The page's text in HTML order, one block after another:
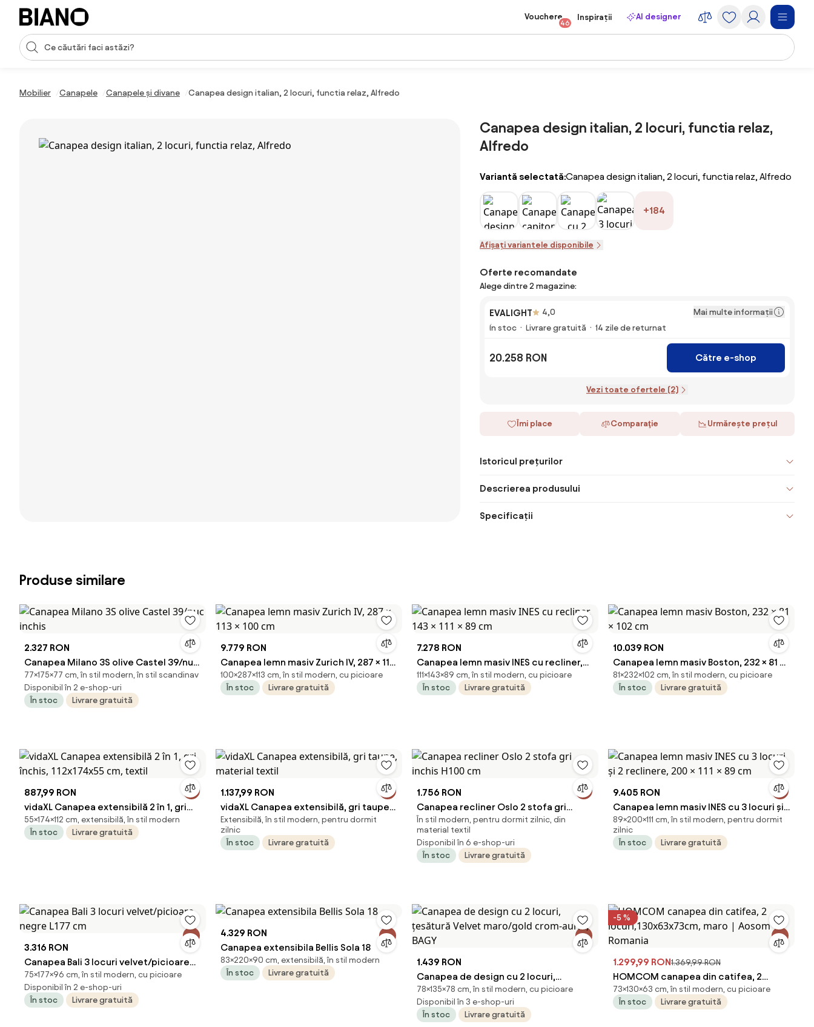
Sari peste navigare, accesează conținutul
Introducerea căutării
Vouchere
46
Inspirații AI designer
Mobilier Canapele Canapele și divane Canapea design italian, 2 locuri, functia relaz, Alfredo
Canapea design italian, 2 locuri, functia relaz,
Alfredo
Variantă selectată:Canapea design italian, 2 locuri, functia relaz, Alfredo
+184
Afișați variantele disponibile
Oferte recomandate
Alege dintre 2 magazine:
EVALIGHT 4,0
Mai multe informații
În stoc
Livrare gratuită 14 zile de returnat
20.258 RON Către e-shop
Vezi toate ofertele (2)
Îmi place Comparaţie Urmărește prețul
Istoricul prețurilor
Descrierea produsului
Specificații
Produse similare
2.327 RON
Canapea Milano 3S olive Castel 39/nuc
inchis
77×175×77 cm, în stil modern, în stil scandinav
Disponibil în 2 e-shop-uri
În stoc
Livrare gratuită
9.779 RON
Canapea lemn masiv Zurich IV, 287 × 113
× 100 cm
100×287×113 cm, în stil modern, cu picioare
În stoc
Livrare gratuită
7.278 RON
Canapea lemn masiv INES cu recliner,
143 × 111 × 89 cm
111×143×89 cm, în stil modern, cu picioare
În stoc
Livrare gratuită
10.039 RON
Canapea lemn masiv Boston, 232 × 81 ×
102 cm
81×232×102 cm, în stil modern, cu picioare
În stoc
Livrare gratuită
887,99 RON
vidaXL Canapea extensibilă 2 în 1, gri
închis, 112x174x55 cm, textil
55×174×112 cm, extensibilă, în stil modern
În stoc
Livrare gratuită
1.137,99 RON
vidaXL Canapea extensibilă, gri taupe,
material textil
Extensibilă, în stil modern, pentru dormit
zilnic
În stoc
Livrare gratuită
1.756 RON
Canapea recliner Oslo 2 stofa gri
inchis H100 cm
În stil modern, pentru dormit zilnic, din
material textil
Disponibil în 6 e-shop-uri
În stoc
Livrare gratuită
9.405 RON
Canapea lemn masiv INES cu 3 locuri și
2 reclinere, 200 × 111 × 89 cm
89×200×111 cm, în stil modern, pentru dormit
zilnic
În stoc
Livrare gratuită
3.316 RON
Canapea Bali 3 locuri velvet/picioare
negre L177 cm
75×177×96 cm, în stil modern, cu picioare
Disponibil în 2 e-shop-uri
În stoc
Livrare gratuită
4.329 RON
Canapea extensibila Bellis Sola 18
83×220×90 cm, extensibilă, în stil modern
În stoc
Livrare gratuită
1.439 RON
Canapea de design cu 2 locuri,
ţesătură Velvet maro/gold crom-auriu,
BAGY
78×135×78 cm, în stil modern, cu picioare
Disponibil în 3 e-shop-uri
În stoc
Livrare gratuită
-5 %
1.299,99 RON1.369,99 RON
HOMCOM canapea din catifea, 2
locuri,130x63x73cm, maro | Aosom
Romania
73×130×63 cm, în stil modern, cu picioare
În stoc
Livrare gratuită